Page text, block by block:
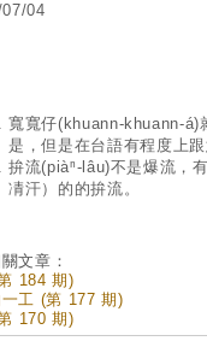
04
寬寬仔(khuann-khuann-á)
是，但是在台語有程度上
拚流(piàⁿ-lâu)不是爆流，
凊汗）的的拚流。
文章：
184 期)
工 (第 177 期)
170 期)